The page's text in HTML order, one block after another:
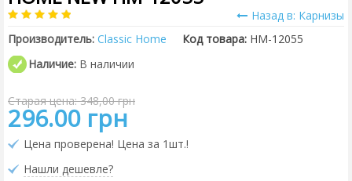
Назад в: Карнизы
Производитель: Classic Home Код товара: HM-12055
Наличие: В наличии
Старая цена: 348,00 грн
296.00 грн
Цена проверена! Цена за 1шт.!
Нашли дешевле?